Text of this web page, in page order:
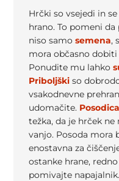
Hrčki so vsejedi in
hrano. To pomeni
niso samosemena,
mora občasno
Ponudite mu lahko
Priboljški so
vsakodnevne
udomačite. Posodica
težka, da je hrček
vanjo. Posoda mora
enostavna za
ostanke hrane,
pomivajte napajalnik.